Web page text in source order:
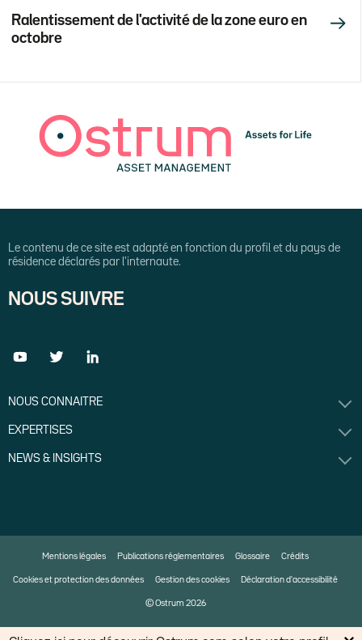
Ralentissement de l'activité de la zone euro en
octobre
Le contenu de ce site est adapté en fonction du profil et du pays de
résidence déclarés par l'internaute.
NOUS SUIVRE
NOUS CONNAITRE
EXPERTISES
NEWS & INSIGHTS
Mentions légales Publications réglementaires Glossaire Crédits
Cookies et protection des données Gestion des cookies Déclaration d'accessibilité
© Ostrum 2026